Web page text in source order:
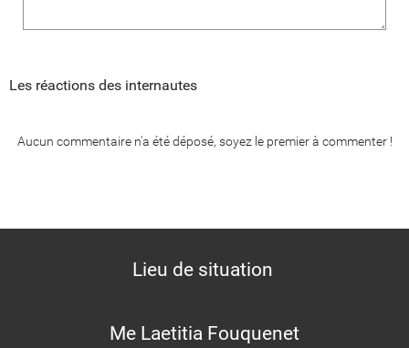
Les réactions des internautes
Aucun commentaire n'a été déposé, soyez le premier à commenter !
Lieu de situation
Me Laetitia Fouquenet